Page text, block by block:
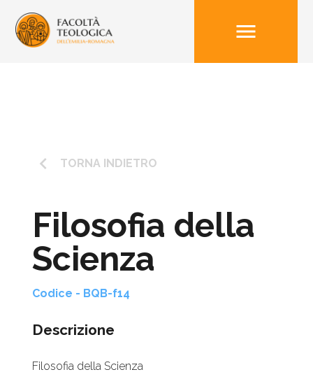
menu
keyboard_arrow_left TORNA INDIETRO
Filosofia della
Scienza
Codice - BQB-f14
Descrizione
Filosofia della Scienza